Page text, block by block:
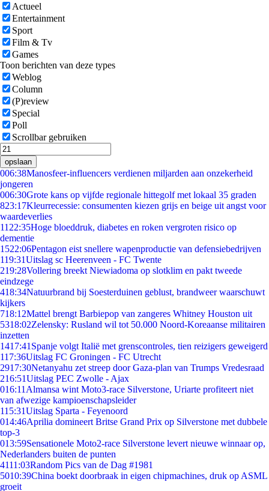
Actueel
Entertainment
Sport
Film & Tv
Games
Toon berichten van deze types
Weblog
Column
(P)review
Special
Poll
Scrollbar gebruiken
opslaan
006:38Manosfeer-influencers verdienen miljarden aan onzekerheid
jongeren
006:30Grote kans op vijfde regionale hittegolf met lokaal 35 graden
823:17Kleurrecessie: consumenten kiezen grijs en beige uit angst voor
waardeverlies
11 22:35Hoge bloeddruk, diabetes en roken vergroten risico op
dementie
1522:06Pentagon eist snellere wapenproductie van defensiebedrijven
119:31Uitslag sc Heerenveen - FC Twente
219:28Vollering breekt Niewiadoma op slotklim en pakt tweede
eindzege
418:34Natuurbrand bij Soesterduinen geblust, brandweer waarschuwt
kijkers
718:12Mattel brengt Barbiepop van zangeres Whitney Houston uit
5318:02Zelensky: Rusland wil tot 50.000 Noord-Koreaanse militairen
inzetten
1417:41 Spanje volgt Italië met grenscontroles, tien reizigers geweigerd
117:36Uitslag FC Groningen - FC Utrecht
2917:30Netanyahu zet streep door Gaza-plan van Trumps Vredesraad
216:51Uitslag PEC Zwolle - Ajax
016:11 Almansa wint Moto3-race Silverstone, Uriarte profiteert niet
van afwezige kampioenschapsleider
115:31Uitslag Sparta - Feyenoord
014:46Aprilia domineert Britse Grand Prix op Silverstone met dubbele
top-3
013:59Sensationele Moto2-race Silverstone levert nieuwe winnaar op,
Nederlanders buiten de punten
4111:03Random Pics van de Dag #1981
5010:39China boekt doorbraak in eigen chipmachines, druk op ASML
groeit